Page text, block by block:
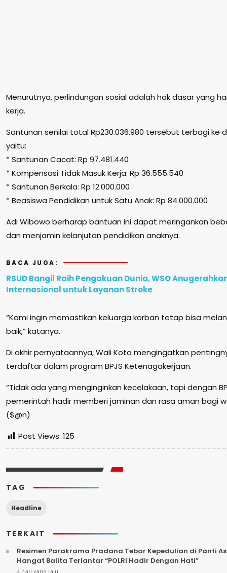
Menurutnya, perlindungan sosial adalah hak dasar yang
kerja.
Santunan senilai total Rp230.036.980 tersebut terbagi ke
yaitu:
* Santunan Cacat: Rp 97.481.440
* Kompensasi Tidak Masuk Kerja: Rp 36.555.540
* Santunan Berkala: Rp 12.000.000
* Beasiswa Pendidikan untuk Satu Anak: Rp 84.000.000
Adi Wibowo berharap bantuan ini dapat meringankan
dan menjamin kelanjutan pendidikan anaknya.
BACA JUGA:
RSUD Bangil Raih Pengakuan Dunia, WSO
Internasional untuk Layanan Stroke
“Kami ingin memastikan keluarga korban tetap bisa
baik,” katanya.
Di akhir pernyataannya, Wali Kota mengingatkan
terdaftar dalam program BPJS Ketenagakerjaan.
“Tidak ada yang menginginkan kecelakaan, tapi dengan
pemerintah hadir memberi jaminan dan rasa aman bagi
($@n)
Post Views: 125
TAG
Headline
TERKAIT
Resimen Parakrama Pradana Tebar Kepedulian di Panti
Hangat Balita Terlantar “POLRI Hadir Dengan Hati”
4 hari yang lalu